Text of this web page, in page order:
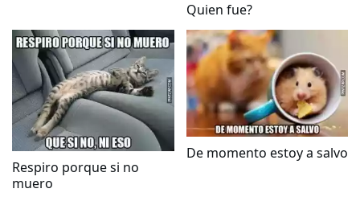
Quien fue?
Respiro porque si no
muero
De momento estoy a salvo